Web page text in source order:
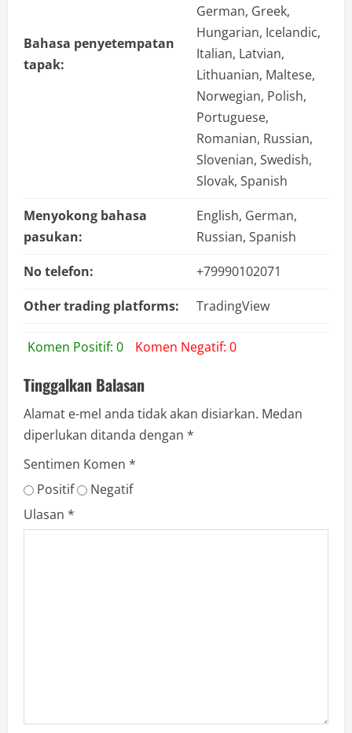
Bahasa penyetempatan
tapak:
German, Greek,
Hungarian, Icelandic,
Italian, Latvian,
Lithuanian, Maltese,
Norwegian, Polish,
Portuguese,
Romanian, Russian,
Slovenian, Swedish,
Slovak, Spanish
Menyokong bahasa
pasukan:
English, German,
Russian, Spanish
No telefon:
+79990102071
Other trading platforms:
TradingView
Komen Positif: 0 Komen Negatif: 0
Tinggalkan Balasan
Alamat e-mel anda tidak akan disiarkan. Medan
diperlukan ditanda dengan *
Sentimen Komen *
Positif
Negatif
Ulasan *